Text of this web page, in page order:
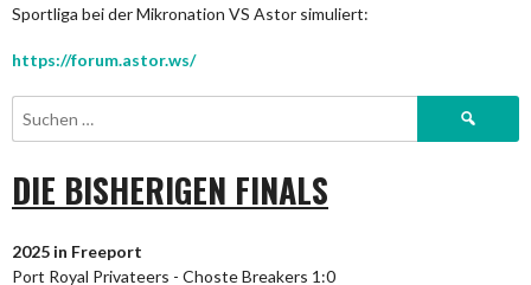
Sportliga bei der Mikronation VS Astor simuliert:
https://forum.astor.ws/
Suchen
DIE BISHERIGEN FINALS
2025 in Freeport
Port Royal Privateers - Choste Breakers 1:0